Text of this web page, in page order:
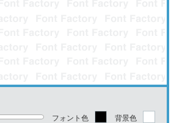
フォント色 背景色